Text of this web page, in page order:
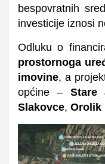
bespovratnih
investicije iznosi
Odluku o
prostornoga
imovine, a
općine – Stare
Slakovce, Orolik